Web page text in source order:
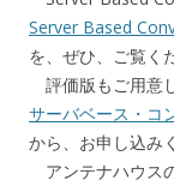
Server Based
を、ぜひ、ご覧く
評価版もご用意
サーバベース・コ
から、お申し込み
アンテナハウス